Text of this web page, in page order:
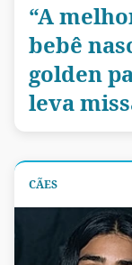
“A
bebê
golden
leva
CÃES